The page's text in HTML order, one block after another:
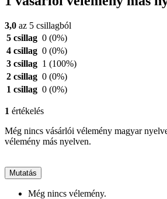
3,0 az 5 csillagból
5 csillag 0 (0%)
4 csillag 0 (0%)
3 csillag 1 (100%)
2 csillag 0 (0%)
1 csillag 0 (0%)
1 értékelés
Még nincs vásárlói vélemény magyar
vélemény más nyelven.
Mutatás
Még nincs vélemény.